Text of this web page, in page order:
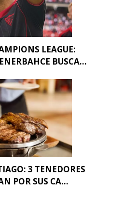
LEAGUE:
BUSCA...
3 TENEDORES
POR SUS CA...